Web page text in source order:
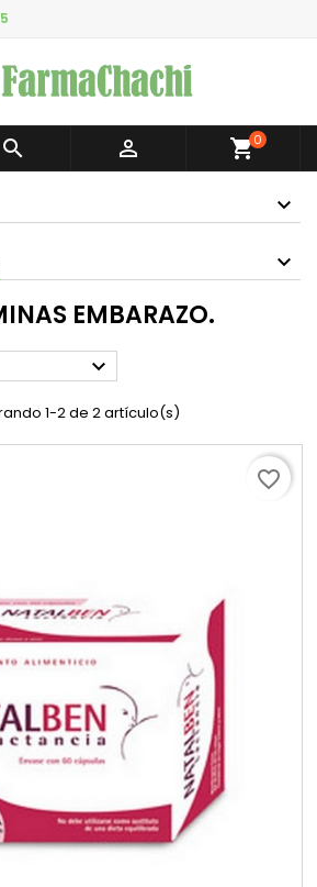
  shopping_cart0
EMBARAZO.

1-2 de 2 artículo(s)
favorite_border